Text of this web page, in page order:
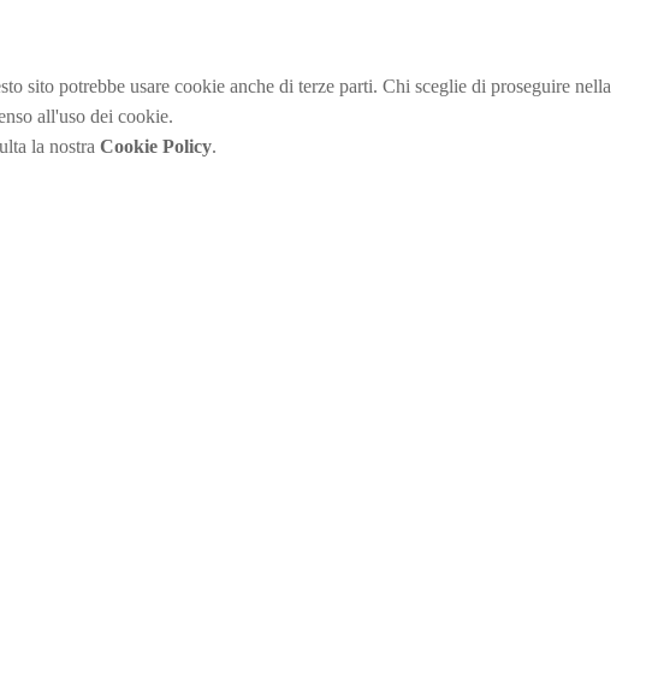
sito potrebbe usare cookie anche di terze parti. Chi sceglie di proseguire nella
all'uso dei cookie.
la nostra Cookie Policy.